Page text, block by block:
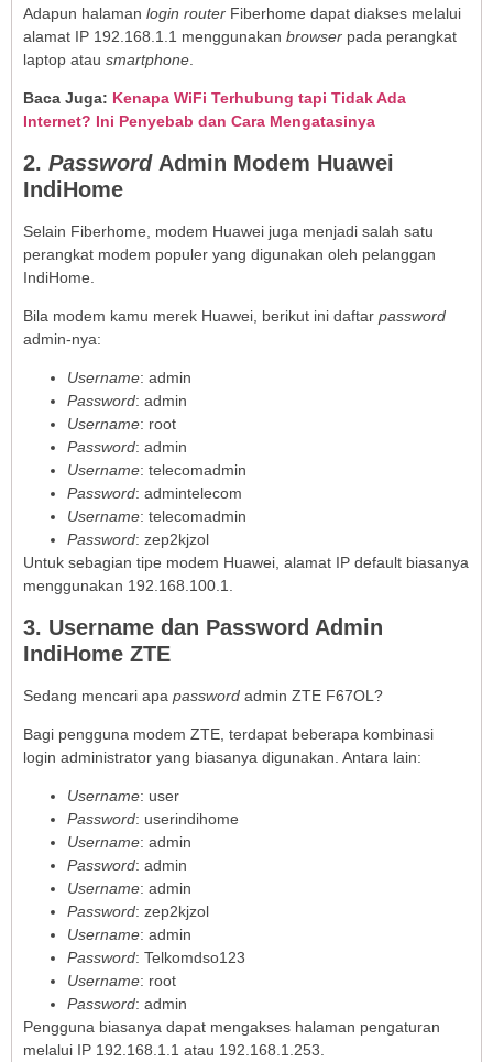
Adapun halaman login router Fiberhome dapat diakses melalui
alamat IP 192.168.1.1 menggunakan browser pada perangkat
laptop atau smartphone
Baca Juga: Kenapa WiFi Terhubung tapi Tidak Ada
Internet? Ini Penyebab dan Cara Mengatasinya
2. Password Admin Modem Huawei
IndiHome
Selain Fiberhome, modem Huawei juga menjadi salah satu
perangkat modem populer yang digunakan oleh pelanggan
IndiHome.
Bila modem kamu merek Huawei, berikut ini daftar password
admin-nya:
Username: admin
Password: admin
Username: root
Password: admin
Username: telecomadmin
Password: admintelecom
Username: telecomadmin
Password: zep2kjzol
Untuk sebagian tipe modem Huawei, alamat IP default biasanya
menggunakan 192.168.100.1.
3. Username dan Password Admin
IndiHome ZTE
Sedang mencari apa password admin ZTE F67OL?
Bagi pengguna modem ZTE, terdapat beberapa kombinasi
login administrator yang biasanya digunakan. Antara lain:
Username: user
Password: userindihome
Username: admin
Password: admin
Username: admin
Password: zep2kjzol
Username: admin
Password: Telkomdso123
Username: root
Password: admin
Pengguna biasanya dapat mengakses halaman pengaturan
melalui IP 192.168.1.1 atau 192.168.1.253.